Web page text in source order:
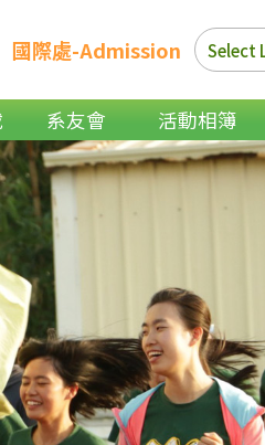
國際處-Admission Select
系友會 活動相簿